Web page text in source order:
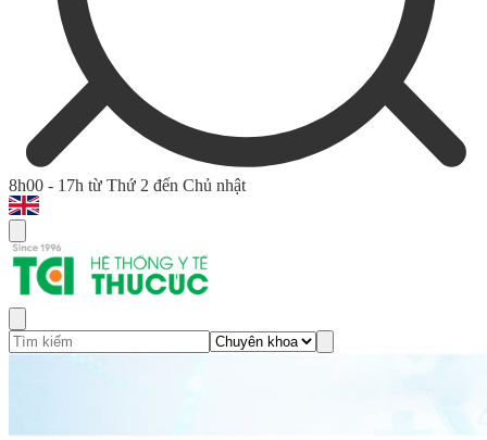
8h00 - 17h từ Thứ 2 đến Chủ nhật